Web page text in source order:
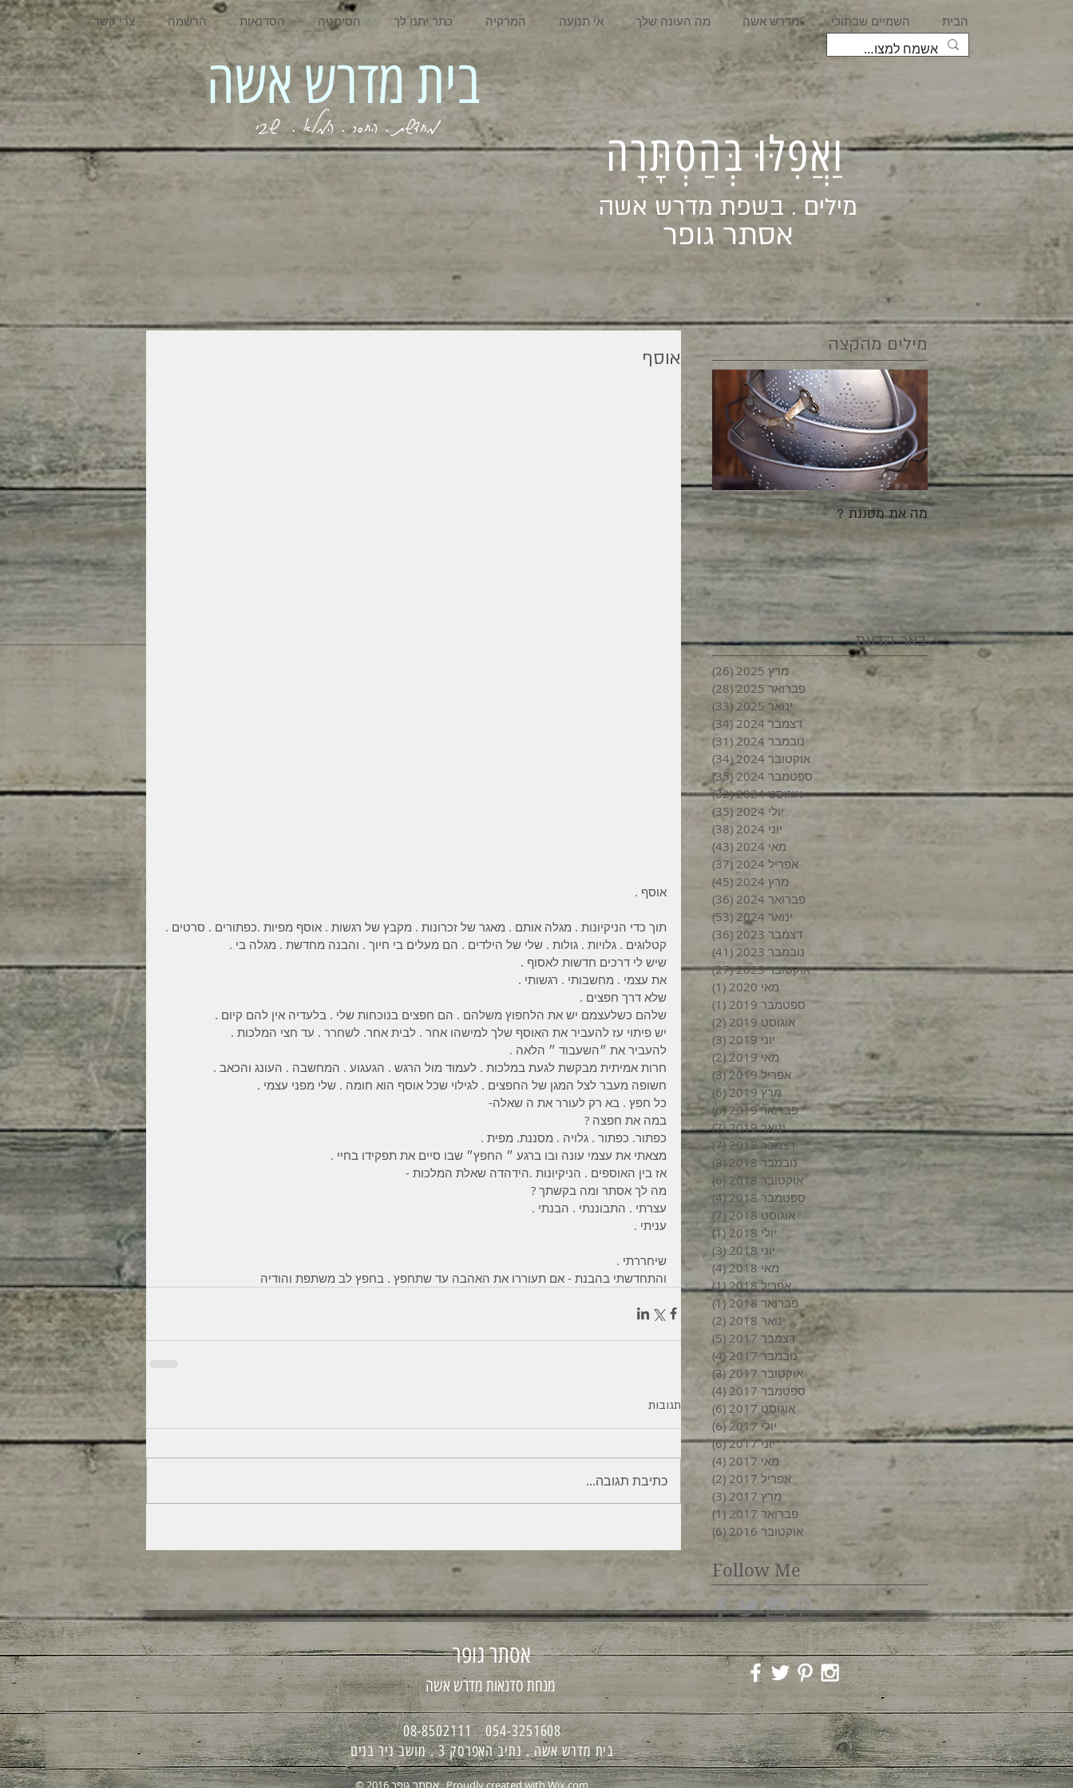
צרי קשר הרשמה הסדנאות הסימניה כתר יתנו לך המרקיה אי תנועה מה העונה שלך מדרש אשה השמיים שבתוכי הבית
מילים . בשפת מדרש אשה
אסתר גופר
וַאֲפִלּוּ בְּהַסְתָּרָה
אוסף
אוסף .
תוך כדי הניקיונות . מגלה אותם . מאגר של זכרונות . מקבץ של רגשות . אוסף מפיות .כפתורים . סרטים .
קטלוגים . גלויות . גולות . שלי של הילדים . הם מעלים בי חיוך . והבנה מחדשת . מגלה בי .
שיש לי דרכים חדשות לאסוף .
את עצמי . מחשבותי . רגשותי .
שלא דרך חפצים .
שלהם כשלעצמם יש את הלחפוץ משלהם . הם חפצים בנוכחות שלי . בלעדיה אין להם קיום .
יש פיתוי עז להעביר את האוסף שלך למישהו אחר . לבית אחר. לשחרר . עד חצי המלכות .
להעביר את ״השעבוד ״ הלאה .
חרות אמיתית מבקשת לגעת במלכות . לעמוד מול הרגש . הגעגוע . המחשבה . העונג והכאב .
חשופה מעבר לצל המגן של החפצים . לגילוי שכל אוסף הוא חומה . שלי מפני עצמי .
כל חפץ . בא רק לעורר את ה שאלה-
במה את חפצה ?
כפתור. כפתור . גלויה . מסננת. מפית .
מצאתי את עצמי עונה ובו ברגע ״ החפץ״ שבו סיים את תפקידו בחיי .
אז בין האוספים . הניקיונות .הידהדה שאלת המלכות -
מה לך אסתר ומה בקשתך ?
עצרתי . התבוננתי . הבנתי .
עניתי .
שיחררתי .
והתחדשתי בהבנת - אם תעוררו את האהבה עד שתחפץ . בחפץ לב משתפת והודיה
תגובות
כתיבת תגובה...
מילים מהקצה
מה את מסננת ? מילים ליוחנן
באר הדעת
מרץ 2025 (26)
פברואר 2025
(28)
ינואר 2025
(33)
דצמבר 2024
(34)
נובמבר 2024
(31)
31 פוסטים
אוקטובר 2024
(34)
ספטמבר 2024
(35)
35 פוסטים
אוגוסט 2024
(32)
32 פוסטים
יולי 2024
(35)
יוני 2024
(38)
מאי 2024
(43)
אפריל 2024
(37)
מרץ 2024
(45)
פברואר 2024
(36)
ינואר 2024
(53)
דצמבר 2023
(36)
נובמבר 2023
(41)
אוקטובר 2023
(27)
27 פוסטים
מאי 2020
(1)
ספטמבר 2019
(1)
אוגוסט 2019
(2)
יוני 2019
(3)
מאי 2019
(2)
אפריל 2019
(3)
מרץ 2019
(6)
6 פוסטים
פברואר 2019
(6)
6 פוסטים
ינואר 2019
(7)
7 פוסטים
דצמבר 2018
(7)
7 פוסטים
נובמבר 2018
(8)
8 פוסטים
אוקטובר 2018
(6)
ספטמבר 2018
(4)
אוגוסט 2018
(7)
7 פוסטים
יולי 2018
(1)
פוסט 1
יוני 2018
(3)
מאי 2018
(4)
אפריל 2018
(1)
פוסט 1
פברואר 2018
(1)
פוסט 1
ינואר 2018
(2)
דצמבר 2017
(5)
נובמבר 2017
(4)
אוקטובר 2017
(3)
ספטמבר 2017
(4)
אוגוסט 2017
(6)
יולי 2017
(6)
יוני 2017
(6)
6 פוסטים
מאי 2017
(4)
אפריל 2017
(2)
מרץ 2017
(3)
פברואר 2017
(1)
פוסט 1
אוקטובר 2016
(6)
Follow Me
מחדשת . החסר . המלא . שבי
בית מדרש אשה
מנחת סדנאות מדרש אשה
אסתר גופר
054-3251608 08-8502111
בית מדרש אשה . נתיב האפרסק 3 . מושב ניר בנים
© 2016 אסתר גופר . Proudly created withWix.com